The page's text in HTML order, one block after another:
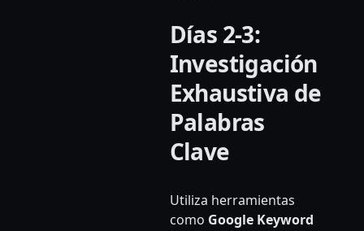
Días 2-3:
Investigación
Exhaustiva de
Palabras
Clave
Utiliza herramientas
como Google Keyword